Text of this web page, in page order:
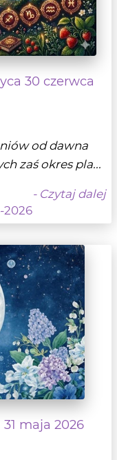
30 czerwca
od dawna
zaś okres pla...
- Czytaj dalej
2026
maja 2026